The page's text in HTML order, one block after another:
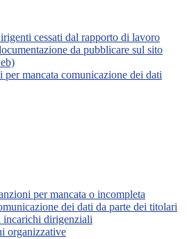
cessati dal rapporto di lavoro
da pubblicare sul sito
per mancata comunicazione dei dati
per mancata o incompleta
dei dati da parte dei titolari
incarichi dirigenziali
organizzative